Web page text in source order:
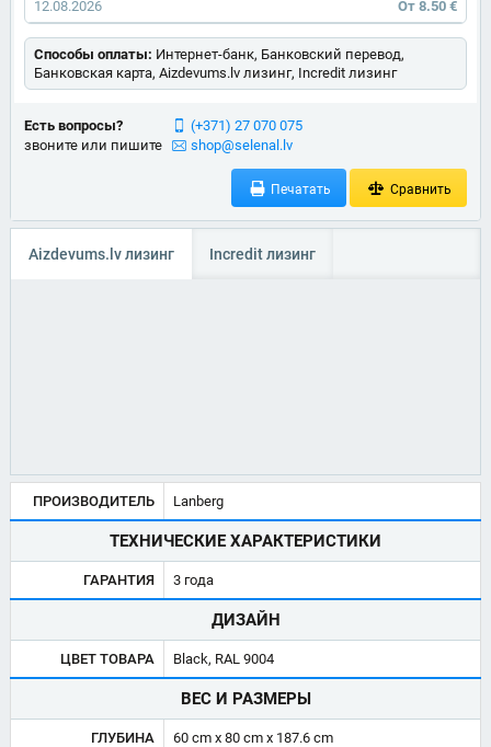
12.08.2026
От 8.50 €
Способы оплаты: Интернет-банк, Банковский перевод,
Банковская карта, Aizdevums.lv лизинг, Incredit лизинг
Есть вопросы?
звоните или пишите
(+371) 27 070 075
shop@selenal.lv
Печатать Сравнить
Aizdevums.lv лизинг Incredit лизинг
ПРОИЗВОДИТЕЛЬ Lanberg
ТЕХНИЧЕСКИЕ ХАРАКТЕРИСТИКИ
ГАРАНТИЯ 3 года
ДИЗАЙН
ЦВЕТ ТОВАРА Black, RAL 9004
ВЕС И РАЗМЕРЫ
ГЛУБИНА 60 cm x 80 cm x 187.6 cm